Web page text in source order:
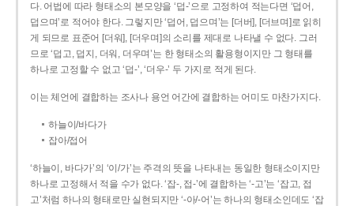
다. 어법에 따라 형태소의 본모양을 ‘덥-­’으로 고정하여 적는다면 ‘덥어,
덥으며’로 적어야 한다. 그렇지만 ‘덥어, 덥으며’는 [더버], [더브며]로 읽히
게 되므로 표준어 [더워], [더우며]의 소리를 제대로 나타낼 수 없다. 그러
므로 ‘덥고, 덥지, 더워, 더우며’는 한 형태소의 활용형이지만 그 형태를
하나로 고정할 수 없고 ‘덥-’, ‘더우-’ 두 가지로 적게 된다.
이는 체언에 결합하는 조사나 용언 어간에 결합하는 어미도 마찬가지다.
하늘이/바다가
잡아/접어
‘하늘이, 바다가’의 ‘이/가’는 주격의 뜻을 나타내는 동일한 형태소이지만
하나로 고정해서 적을 수가 없다. ‘잡-, 접-’에 결합하는 ‘-고’는 ‘잡고, 접
고’처럼 하나의 형태로만 실현되지만 ‘-아/-어’는 하나의 형태소인데도 ‘잡